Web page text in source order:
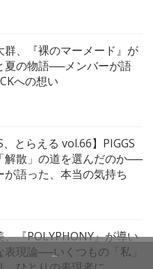
群、『裸のマーメード』が
夏の物語──メンバーが語
への想い
、とらえる vol.66】PIGGS
解散」の道を選んだのか──
が語った、本当の気持ち
、『POLYPHONY』が導い
表現論──いくつもの「私」
--